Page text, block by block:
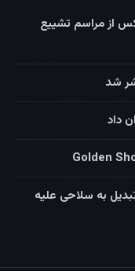
از مراسم تشییع
شد
داد
به سلاحی علیه